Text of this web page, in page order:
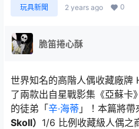
玩具新聞 2 years ago 0
脆笛捲心酥
世界知名的高階人偶收藏廠
了兩款出自星戰影集《亞蘇卡
的徒弟「辛·海蒂 」！本篇將帶
Skoll） 1/6 比例收藏級人偶